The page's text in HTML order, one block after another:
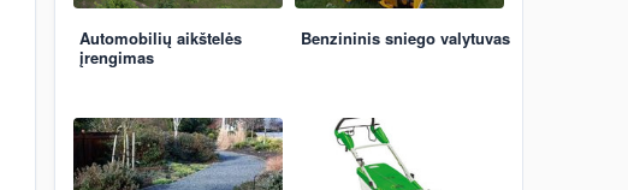
Automobilių aikštelės
įrengimas
Benzininis sniego valytuvas